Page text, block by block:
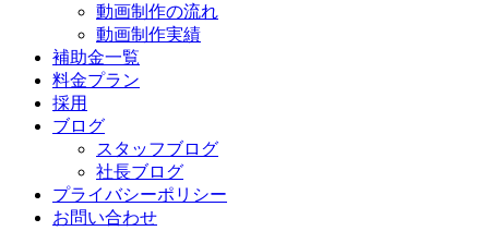
動画制作の流れ
動画制作実績
補助金一覧
料金プラン
採用
ブログ
スタッフブログ
社長ブログ
プライバシーポリシー
お問い合わせ